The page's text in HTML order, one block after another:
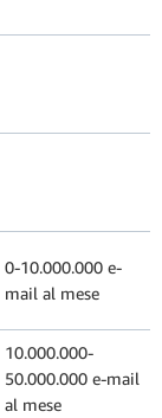
0-10.000.000 e-
mail al mese
10.000.000-
50.000.000 e-mail
al mese